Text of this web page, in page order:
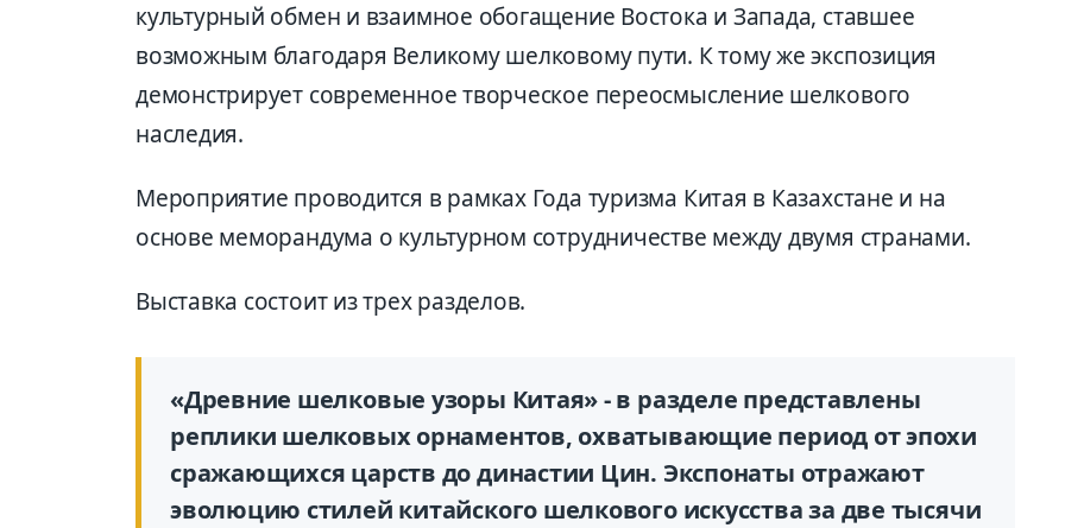
культурный обмен и взаимное обогащение Востока и Запада, ставшее
возможным благодаря Великому шелковому пути. К тому же экспозиция
демонстрирует современное творческое переосмысление шелкового
наследия.
Мероприятие проводится в рамках Года туризма Китая в Казахстане и на
основе меморандума о культурном сотрудничестве между двумя странами.
Выставка состоит из трех разделов.
«Древние шелковые узоры Китая» - в разделе представлены
реплики шелковых орнаментов, охватывающие период от эпохи
сражающихся царств до династии Цин. Экспонаты отражают
эволюцию стилей китайского шелкового искусства за две тысячи